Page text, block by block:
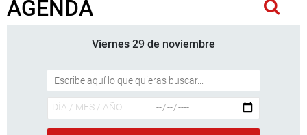
AGENDA
Viernes 29 de noviembre